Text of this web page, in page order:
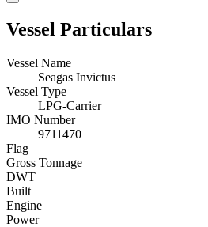
Vessel Particulars
Vessel Name
Seagas Invictus
Vessel Type
LPG-Carrier
IMO Number
9711470
Flag
Gross Tonnage
DWT
Built
Engine
Power